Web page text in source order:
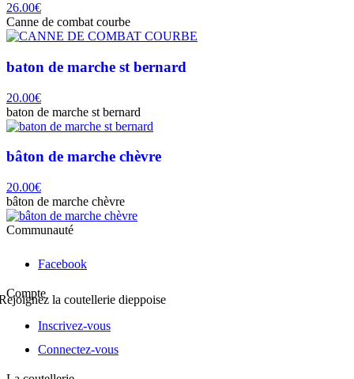
26.00€
Canne de combat courbe
baton de marche st bernard
20.00€
baton de marche st bernard
bâton de marche chèvre
20.00€
bâton de marche chèvre
Communauté
Facebook
Compte la coutellerie dieppoise
Inscrivez-vous
Connectez-vous